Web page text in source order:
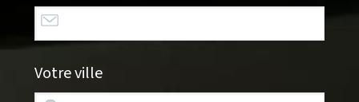
Votre ville